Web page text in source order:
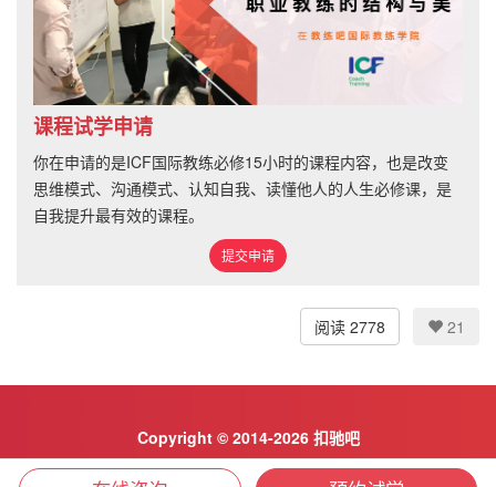
课程试学申请
你在申请的是ICF国际教练必修15小时的课程内容，也是改变
思维模式、沟通模式、认知自我、读懂他人的人生必修课，是
自我提升最有效的课程。
提交申请
阅读 2778 21
Copyright © 2014-2026 扣驰吧
京ICP备2023029529号-4